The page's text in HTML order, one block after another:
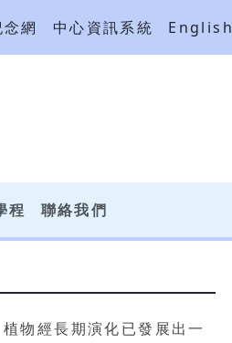
網 中心資訊系統 English
程 聯絡我們
物經長期演化已發展出一